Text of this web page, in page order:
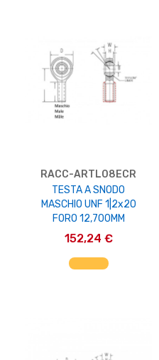
RACC-ARTL08ECR
TESTA A SNODO
MASCHIO UNF 1|2x20
FORO 12,700MM
152,24 €
AGGIUNGI AL CARRELLO